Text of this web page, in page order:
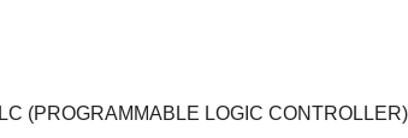
(PROGRAMMABLE LOGIC